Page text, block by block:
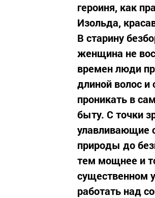
героиня, как
Изольда,
В старину
женщина не
времен люди
длиной волос
проникать в
быту. С точки
улавливающие
природы до
тем мощнее и
существенном
работать над